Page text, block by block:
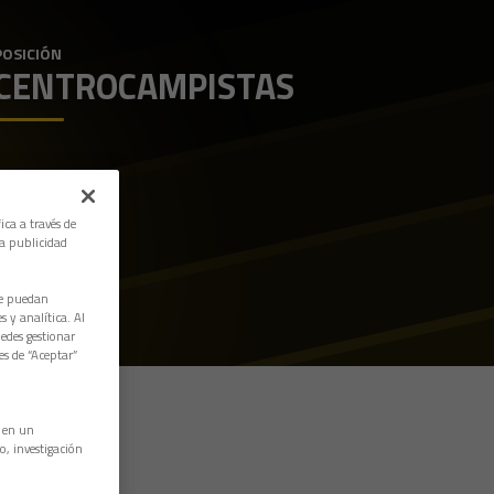
a través de
publicidad
puedan
y analítica. Al
gestionar
de “Aceptar”
un
investigación